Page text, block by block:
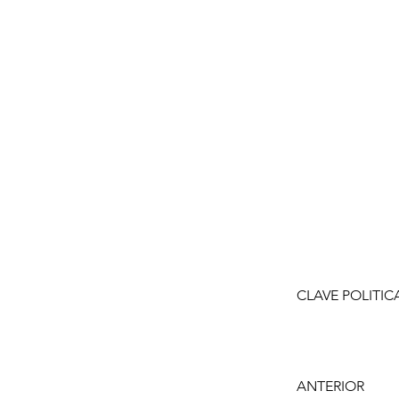
CLAVE
ANTERIOR